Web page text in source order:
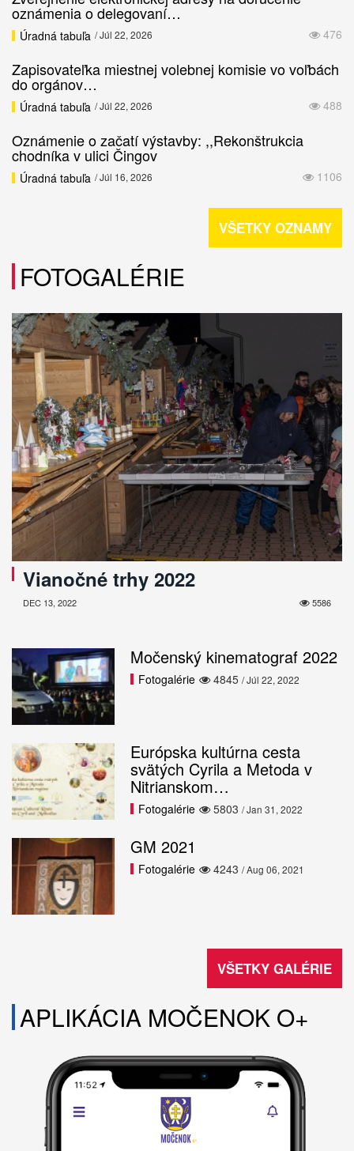
oznámenia o delegovaní…
476
Úradná tabuľa / Júl 22, 2026
Zapisovateľka miestnej volebnej komisie vo voľbách
do orgánov…
488
Úradná tabuľa / Júl 22, 2026
Oznámenie o začatí výstavby: ,,Rekonštrukcia
chodníka v ulici Čingov
1106
Úradná tabuľa / Júl 16, 2026
VŠETKY OZNAMY
FOTOGALÉRIE
Vianočné trhy 2022
5586
DEC 13, 2022
Močenský kinematograf 2022
4845
Fotogalérie / Júl 22, 2022
Európska kultúrna cesta
svätých Cyrila a Metoda v
Nitrianskom…
5803
Fotogalérie / Jan 31, 2022
GM 2021
4243
Fotogalérie / Aug 06, 2021
VŠETKY GALÉRIE
APLIKÁCIA MOČENOK O+